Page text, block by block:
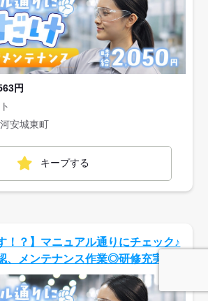
円
安城東町
キープする
！？】マニュアル通りにチェック♪
、メンテナンス作業◎研修充実◎